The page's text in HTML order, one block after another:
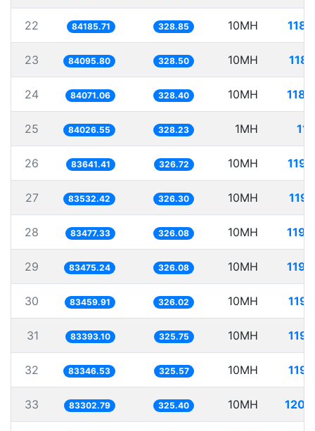
22 84185.71 328.85 10MH
23 84095.80 328.50 10MH
24 84071.06 328.40 10MH
25 84026.55 328.23 1MH
26 83641.41 326.72 10MH
27 83532.42 326.30 10MH
28 83477.33 326.08 10MH
29 83475.24 326.08 10MH
30 83459.91 326.02 10MH
31 83393.10 325.75 10MH
32 83346.53 325.57 10MH
33 83302.79 325.40 10MH